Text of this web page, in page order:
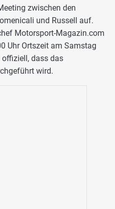
zwischen den
und Russell auf.
Motorsport-Magazin.com
Uhr Ortszeit am Samstag
offiziell, dass das
wird.